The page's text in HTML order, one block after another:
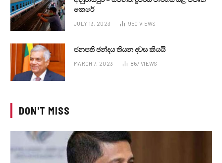
කෙරේ
JULY 13, 2023 950 VIEWS
ජනපති ඡන්දය තියන දවස කියයි
MARCH 7, 2023 867 VIEWS
DON'T MISS